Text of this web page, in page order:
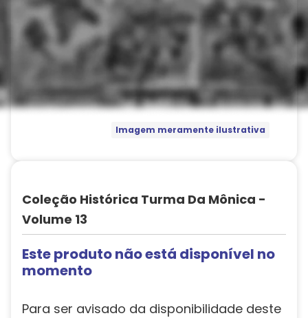
Imagem meramente ilustrativa
Coleção Histórica Turma Da Mônica -
Volume 13
Este produto não está disponível no
momento
Para ser avisado da disponibilidade deste